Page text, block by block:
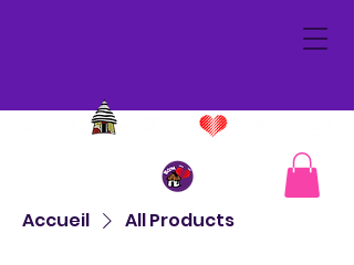
Accueil All Products